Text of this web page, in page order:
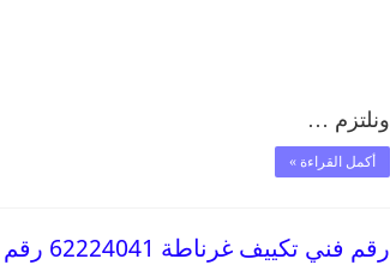
ونلتزم …
أكمل القراءة »
رقم فني تكييف غرناطة 62224041 رقم فني صيانة تكييف مركزي غرناطة